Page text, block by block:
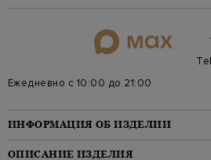
Ежедневно с 10:00 до 21:00
ИНФОРМАЦИЯ ОБ ИЗДЕЛИИ
Материал: пенька 75%, шерсть 25%,
ОПИСАНИЕ ИЗДЕЛИЯ